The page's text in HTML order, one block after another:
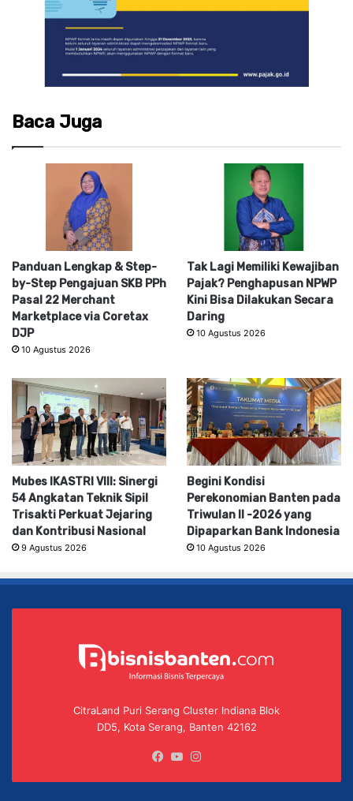
Baca Juga
Panduan Lengkap & Step-
by-Step Pengajuan SKB PPh
Pasal 22 Merchant
Marketplace via Coretax
DJP
10 Agustus 2026
Tak Lagi Memiliki Kewajiban
Pajak? Penghapusan NPWP
Kini Bisa Dilakukan Secara
Daring
10 Agustus 2026
Mubes IKASTRI VIII: Sinergi
54 Angkatan Teknik Sipil
Trisakti Perkuat Jejaring
dan Kontribusi Nasional
9 Agustus 2026
Begini Kondisi
Perekonomian Banten pada
Triwulan II -2026 yang
Dipaparkan Bank Indonesia
10 Agustus 2026
CitraLand Puri Serang Cluster Indiana Blok
DD5, Kota Serang, Banten 42162
Facebook
YouTube